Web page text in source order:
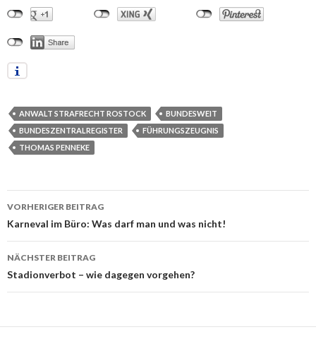
ANWALT STRAFRECHT ROSTOCK
BUNDESWEIT
BUNDESZENTRALREGISTER
FÜHRUNGSZEUGNIS
THOMAS PENNEKE
Beitrags-
Navigation
VORHERIGER BEITRAG
Karneval im Büro: Was darf man und was nicht!
NÄCHSTER BEITRAG
Stadionverbot – wie dagegen vorgehen?